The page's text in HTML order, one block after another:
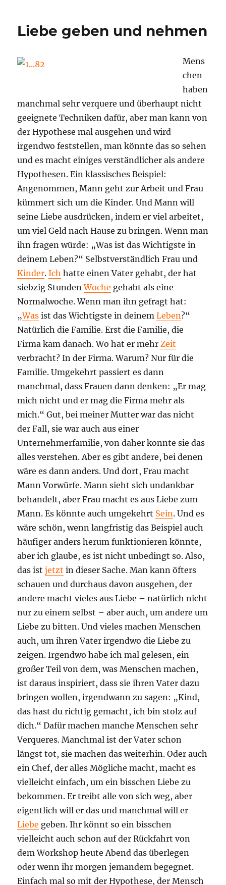
Liebe geben und nehmen
Mens
chen
haben
manchmal sehr verquere und überhaupt nicht
geeignete Techniken dafür, aber man kann von
der Hypothese mal ausgehen und wird
irgendwo feststellen, man könnte das so sehen
und es macht einiges verständlicher als andere
Hypothesen. Ein klassisches Beispiel:
Angenommen, Mann geht zur Arbeit und Frau
kümmert sich um die Kinder. Und Mann will
seine Liebe ausdrücken, indem er viel arbeitet,
um viel Geld nach Hause zu bringen. Wenn man
ihn fragen würde: „Was ist das Wichtigste in
deinem Leben?“ Selbstverständlich Frau und
Kinder.Ich hatte einen Vater gehabt, der hat
siebzig StundenWoche gehabt als eine
Normalwoche. Wenn man ihn gefragt hat:
„Was ist das Wichtigste in deinemLeben?“
Natürlich die Familie. Erst die Familie, die
Firma kam danach. Wo hat er mehrZeit
verbracht? In der Firma. Warum? Nur für die
Familie. Umgekehrt passiert es dann
manchmal, dass Frauen dann denken: „Er mag
mich nicht und er mag die Firma mehr als
mich.“ Gut, bei meiner Mutter war das nicht
der Fall, sie war auch aus einer
Unternehmerfamilie, von daher konnte sie das
alles verstehen. Aber es gibt andere, bei denen
wäre es dann anders. Und dort, Frau macht
Mann Vorwürfe. Mann sieht sich undankbar
behandelt, aber Frau macht es aus Liebe zum
Mann. Es könnte auch umgekehrt Sein. Und es
wäre schön, wenn langfristig das Beispiel auch
häufiger anders herum funktionieren könnte,
aber ich glaube, es ist nicht unbedingt so. Also,
das istjetzt in dieser Sache. Man kann öfters
schauen und durchaus davon ausgehen, der
andere macht vieles aus Liebe – natürlich nicht
nur zu einem selbst – aber auch, um andere um
Liebe zu bitten. Und vieles machen Menschen
auch, um ihren Vater irgendwo die Liebe zu
zeigen. Irgendwo habe ich mal gelesen, ein
großer Teil von dem, was Menschen machen,
ist daraus inspiriert, dass sie ihren Vater dazu
bringen wollen, irgendwann zu sagen: „Kind,
das hast du richtig gemacht, ich bin stolz auf
dich.“ Dafür machen manche Menschen sehr
Verqueres. Manchmal ist der Vater schon
längst tot, sie machen das weiterhin. Oder auch
ein Chef, der alles Mögliche macht, macht es
vielleicht einfach, um ein bisschen Liebe zu
bekommen. Er treibt alle von sich weg, aber
eigentlich will er das und manchmal will er
Liebe geben. Ihr könnt so ein bisschen
vielleicht auch schon auf der Rückfahrt von
dem Workshop heute Abend das überlegen
oder wenn ihr morgen jemandem begegnet.
Einfach mal so mit der Hypothese, der Mensch